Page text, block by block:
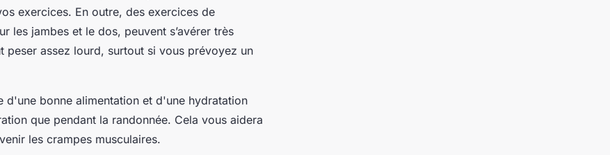
exercices. En outre, des exercices de
les jambes et le dos, peuvent s’avérer très
peser assez lourd, surtout si vous prévoyez un
bonne alimentation et d'une hydratation
que pendant la randonnée. Cela vous aidera
les crampes musculaires.